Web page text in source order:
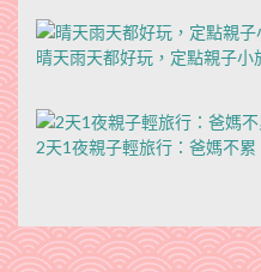
晴天雨天都好玩，定點親子小
2天1夜親子輕旅行：爸媽不